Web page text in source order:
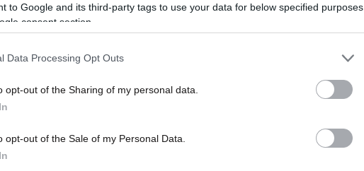
to Google and its third-party tags to use your data for below specified purposes
consent section.
Data Processing Opt Outs
opt-out of the Sharing of my personal data.
opt-out of the Sale of my Personal Data.